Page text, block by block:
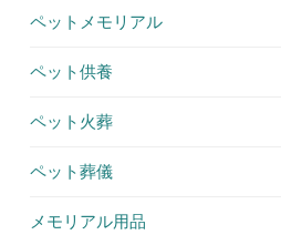
ペットメモリアル
ペット供養
ペット火葬
ペット葬儀
メモリアル用品